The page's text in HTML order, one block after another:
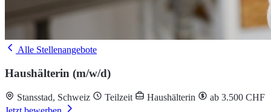
Alle Stellenangebote
Haushälterin (m/w/d)
Stansstad, Schweiz Teilzeit Haushälterin
ab 3.500 CHF